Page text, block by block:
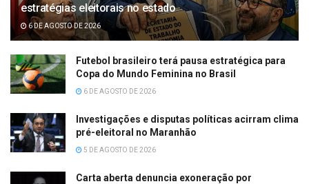
estratégias eleitorais no estado
6 DE AGOSTO DE 2026
Futebol brasileiro terá pausa estratégica para
Copa do Mundo Feminina no Brasil
6 DE AGOSTO DE 2026
Investigações e disputas políticas acirram clima
pré-eleitoral no Maranhão
5 DE AGOSTO DE 2026
Carta aberta denuncia exoneração por